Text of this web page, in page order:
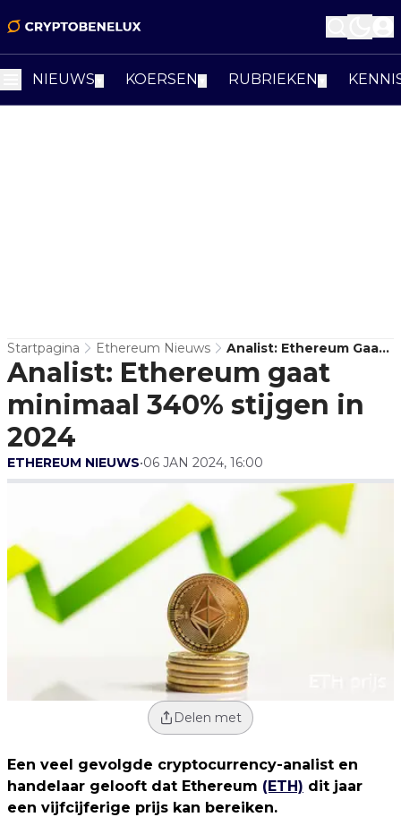
NIEUWS KOERSEN RUBRIEKEN
Startpagina Ethereum Nieuws
Analist: Ethereum Gaat
Minimaal 340% Stijgen
In 2024
Analist: Ethereum gaat
minimaal 340% stijgen in
2024
ETHEREUM NIEUWS•06 JAN 2024, 16:00
Delen met
Een veel gevolgde cryptocurrency-analist en
handelaar gelooft dat Ethereum (ETH) dit jaar
een vijfcijferige prijs kan bereiken.